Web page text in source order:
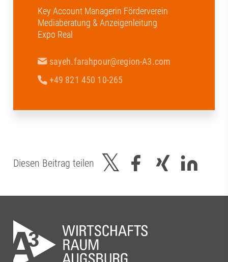
Key Account Managerin Förderverein
Mediaberatung & Anzeigenleitung
Expo Real
sayeh.farahpour@region-A3.com
+49 821 450 10-265
Diesen Beitrag teilen